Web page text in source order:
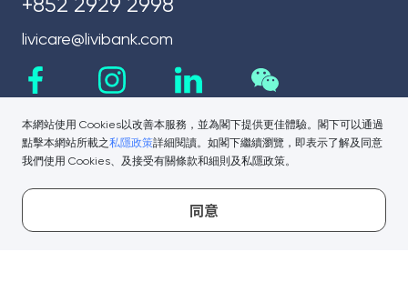
本網站使用 Cookies以改善本服務，並為閣下提供更佳體驗。閣下可以通過
點擊本網站所載之私隱政策詳細閱讀。如閣下繼續瀏覽，即表示了解及同意
我們使用 Cookies、及接受有關條款和細則及私隱政策。
同意
livicare@livibank.com
相關鏈接